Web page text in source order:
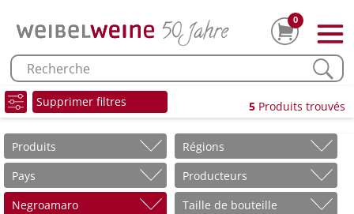
0
Supprimer filtres 5 Produits trouvés
Produits
Régions
Pays
Producteurs
Negroamaro
Taille de bouteille